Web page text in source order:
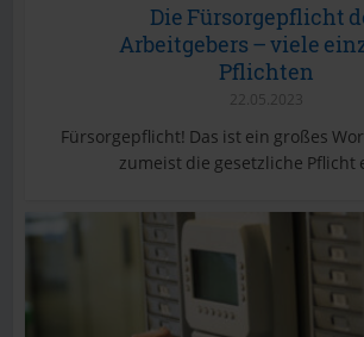
Die Fürsorgepflicht
Arbeitgebers – viele
Pflichten
22.05.2023
Fürsorgepflicht! Das ist ein großes
zumeist die gesetzliche Pflicht